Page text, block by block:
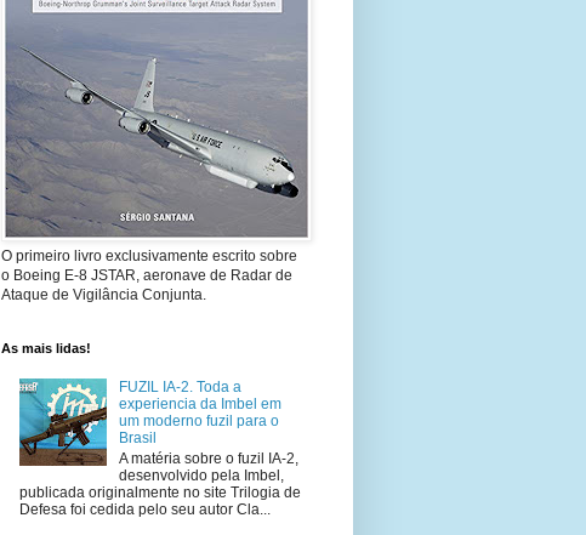
O primeiro livro exclusivamente escrito sobre
o Boeing E-8 JSTAR, aeronave de Radar de
Ataque de Vigilância Conjunta.
As mais lidas!
FUZIL IA-2. Toda a
experiencia da Imbel em
um moderno fuzil para o
Brasil
A matéria sobre o fuzil IA-2,
desenvolvido pela Imbel,
publicada originalmente no site Trilogia de
Defesa foi cedida pelo seu autor Cla...